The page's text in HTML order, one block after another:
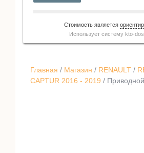
Главная / Магазин / RENAULT /
CAPTUR 2016 - 2019 /
Стоимость является
Использует систему kto-